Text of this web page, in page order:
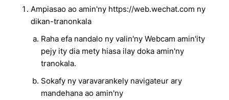
Ampiasao ao amin'ny https://web.wechat.com ny
dikan-tranonkala
Raha efa nandalo ny valin'ny Webcam amin'ity
pejy ity dia mety hiasa ilay doka amin'ny
tranokala.
Sokafy ny varavarankely navigateur ary
mandehana ao amin'ny